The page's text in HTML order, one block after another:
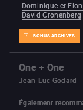
BONUS ARCHIVES
Dominique et
David Cronenberg
One + One
Jean-Luc Godard
Également